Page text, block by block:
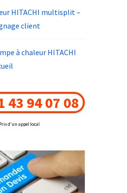
HITACHI multisplit –
client
à chaleur HITACHI
43 94 07 08
Prix d'un appel local